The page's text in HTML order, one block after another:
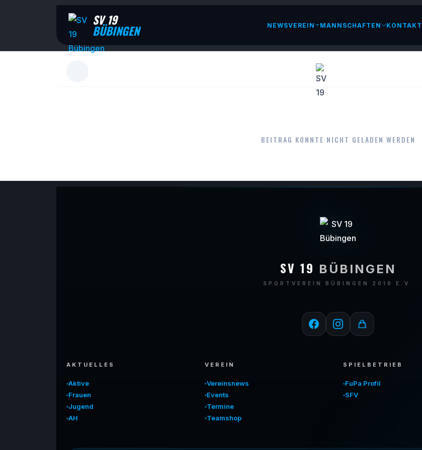
SV 19
BÜBINGEN NEWSVEREIN MANNSCHAFTEN KONTAKT
BEITRAG KONNTE NICHT GELADEN WERDEN
SV 19 BÜBINGEN
SPORTVEREIN BÜBINGEN 2019 E.V.
AKTUELLES
Aktive
Frauen
Jugend
AH
VEREIN
Vereinsnews
Events
Termine
Teamshop
SPIELBETRIEB
FuPa Profil
SFV